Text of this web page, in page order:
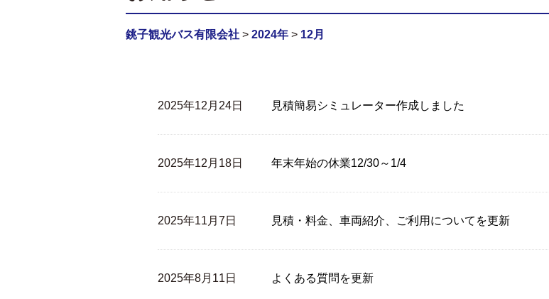
銚子観光バス有限会社 > 2024年 > 12月
2025年12月24日 見積簡易シミュレーター作成しました
2025年12月18日 年末年始の休業12/30～1/4
2025年11月7日 見積・料金、車両紹介、ご利用についてを更新
2025年8月11日 よくある質問を更新